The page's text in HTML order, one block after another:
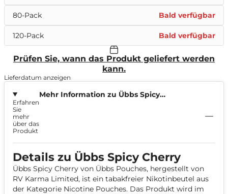
80-Pack Bald verfügbar
120-Pack Bald verfügbar
Prüfen Sie, wann das Produkt geliefert werden
kann.
Lieferdatum anzeigen
Mehr Information zu Übbs Spicy
Erfahren
Sie
mehr
über das
Produkt
Details zu Übbs Spicy Cherry
Übbs Spicy Cherry von Übbs Pouches, hergestellt von
RV Karma Limited, ist ein tabakfreier Nikotinbeutel aus
der Kategorie Nicotine Pouches. Das Produkt wird im